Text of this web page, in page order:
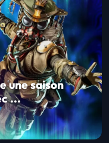
une saison
...